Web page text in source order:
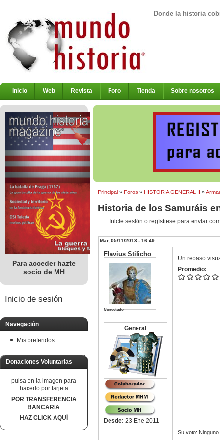
Donde la historia
Inicio Web Revista Foro Tienda Sobre nosotros
Para acceder hazte
socio de MH
Inicio de sesión
Navegación
Mis preferidos
Donaciones Voluntarias
pulsa en la imagen para
hacerlo por tarjeta
POR TRANSFERENCIA
BANCARIA
HAZ CLICK AQUÍ
Principal» Foros » HISTORIA GENERAL II »
Historia de los Samuráis
Inicie sesión o regístrese para enviar
Mar, 05/11/2013 - 16:49
Flavius Stilicho
Conectado
General
Desde: 23 Ene 2011
Un repaso
Promedio:
Su voto: Ninguno